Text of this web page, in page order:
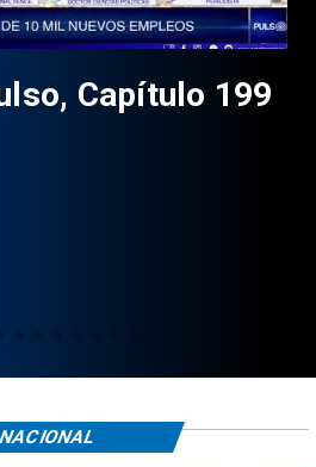
Capítulo 199
NACIONAL